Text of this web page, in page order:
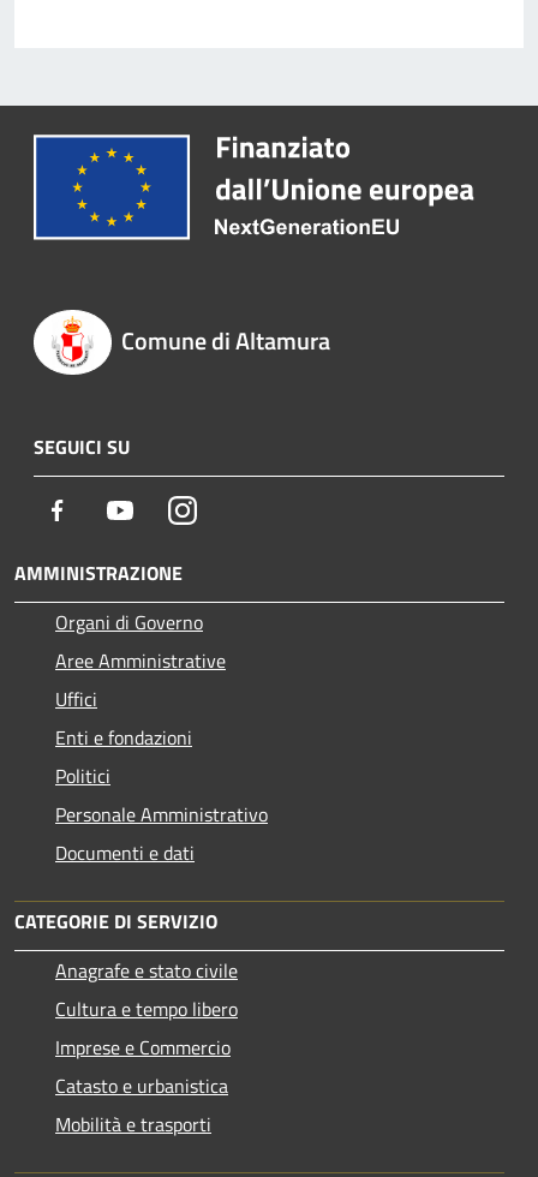
Comune di Altamura
SEGUICI SU
Facebook YoutubeInstagram
AMMINISTRAZIONE
Organi di Governo
Aree Amministrative
Uffici
Enti e fondazioni
Politici
Personale Amministrativo
Documenti e dati
CATEGORIE DI SERVIZIO
Anagrafe e stato civile
Cultura e tempo libero
Imprese e Commercio
Catasto e urbanistica
Mobilità e trasporti